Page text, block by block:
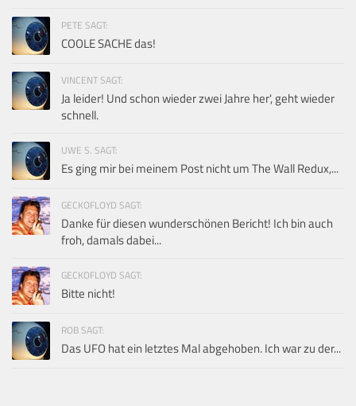
PETE SAGT:
COOLE SACHE das!
VINCENT SAGT:
Ja leider! Und schon wieder zwei Jahre her', geht wieder
schnell.
UWE S. SAGT:
Es ging mir bei meinem Post nicht um The Wall Redux,...
GECKOFLOYD SAGT:
Danke für diesen wunderschönen Bericht! Ich bin auch
froh, damals dabei...
GECKOFLOYD SAGT:
Bitte nicht!
ROB SAGT:
Das UFO hat ein letztes Mal abgehoben. Ich war zu der...